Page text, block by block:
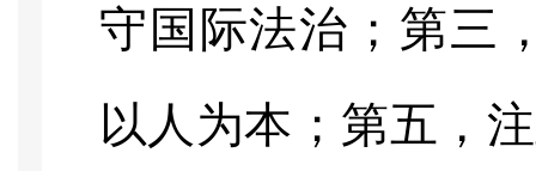
守国际法治；第三
以人为本；第五，